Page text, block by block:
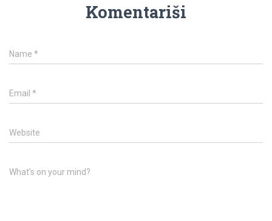
Komentariši
Name *
Email *
Website
What's on your mind?